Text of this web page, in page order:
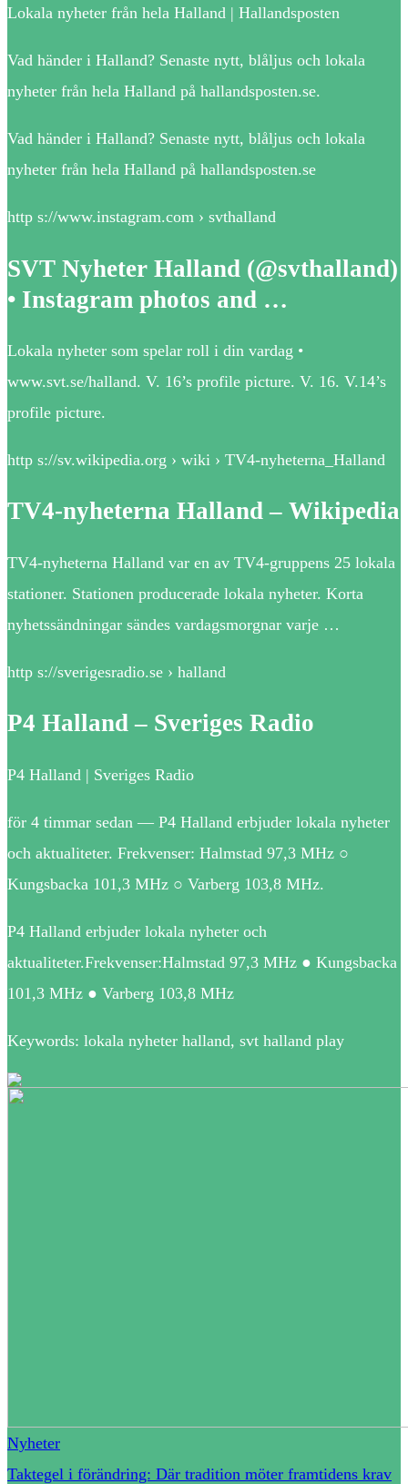
Lokala nyheter från hela Halland | Hallandsposten
Vad händer i Halland? Senaste nytt, blåljus och lokala
nyheter från hela Halland på hallandsposten.se.
Vad händer i Halland? Senaste nytt, blåljus och lokala
nyheter från hela Halland på hallandsposten.se
http s://www.instagram.com › svthalland
SVT Nyheter Halland (@svthalland)
• Instagram photos and …
Lokala nyheter som spelar roll i din vardag •
www.svt.se/halland. V. 16’s profile picture. V. 16. V.14’s
profile picture.
http s://sv.wikipedia.org › wiki › TV4-nyheterna_Halland
TV4-nyheterna Halland – Wikipedia
TV4-nyheterna Halland var en av TV4-gruppens 25 lokala
stationer. Stationen producerade lokala nyheter. Korta
nyhetssändningar sändes vardagsmorgnar varje …
http s://sverigesradio.se › halland
P4 Halland – Sveriges Radio
P4 Halland | Sveriges Radio
för 4 timmar sedan — P4 Halland erbjuder lokala nyheter
och aktualiteter. Frekvenser: Halmstad 97,3 MHz ○
Kungsbacka 101,3 MHz ○ Varberg 103,8 MHz.
P4 Halland erbjuder lokala nyheter och
aktualiteter.Frekvenser:Halmstad 97,3 MHz ● Kungsbacka
101,3 MHz ● Varberg 103,8 MHz
Keywords: lokala nyheter halland, svt halland play
Nyheter
Taktegel i förändring: Där tradition möter framtidens krav